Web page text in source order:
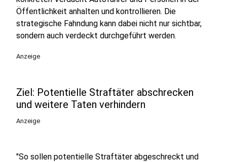
Öffentlichkeit anhalten und kontrollieren. Die
strategische Fahndung kann dabei nicht nur sichtbar,
sondern auch verdeckt durchgeführt werden.
Anzeige
Ziel: Potentielle Straftäter abschrecken
und weitere Taten verhindern
Anzeige
"So sollen potentielle Straftäter abgeschreckt und